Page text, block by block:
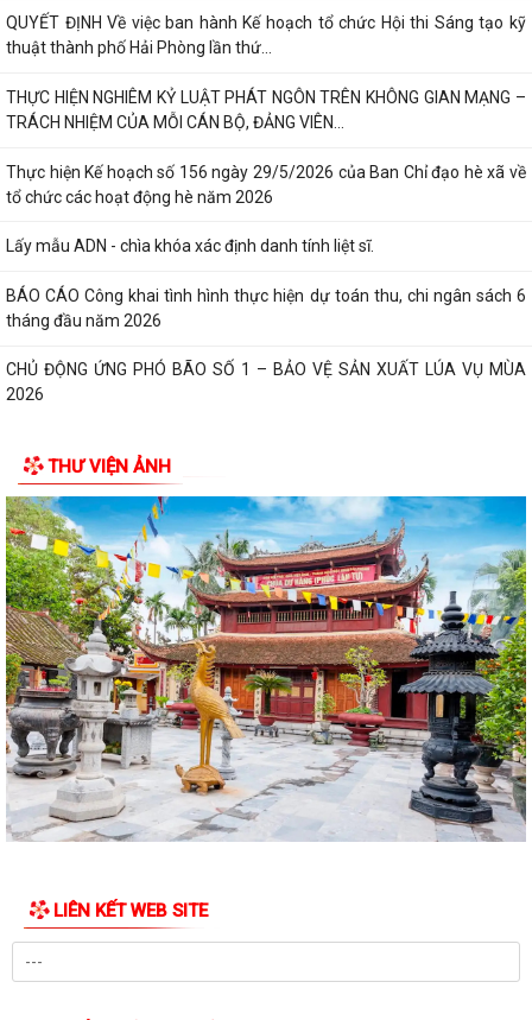
QUYẾT ĐỊNH Về việc ban hành Kế hoạch tổ chức Hội thi Sáng tạo kỹ
thuật thành phố Hải Phòng lần thứ...
THỰC HIỆN NGHIÊM KỶ LUẬT PHÁT NGÔN TRÊN KHÔNG GIAN MẠNG –
TRÁCH NHIỆM CỦA MỖI CÁN BỘ, ĐẢNG VIÊN...
Thực hiện Kế hoạch số 156 ngày 29/5/2026 của Ban Chỉ đạo hè xã về
tổ chức các hoạt động hè năm 2026
Lấy mẫu ADN - chìa khóa xác định danh tính liệt sĩ.
BÁO CÁO Công khai tình hình thực hiện dự toán thu, chi ngân sách 6
tháng đầu năm 2026
CHỦ ĐỘNG ỨNG PHÓ BÃO SỐ 1 – BẢO VỆ SẢN XUẤT LÚA VỤ MÙA
2026
XÚC CỬ TRI CHUẨN BỊ KỲ HỌP THƯỜNG LỆ...
Công điện phòng chống bão số 1 (Bão MAYSAK) và mưa lũ sau bão
THÔNG BÁO Lịch tiếp công dân định kỳ của Chủ tịch Ủy ban nhân dân
xã Quý III, IV năm 2026
Bộ Chính trị tổ chức hội nghị toàn quốc sơ kết 1 năm vận hành mô hình
tổ chức tổng thể của hệ...
Luật sửa đổi bổ sung một số điều của Luật Tiếp công dân, luật khiếu
nại, luật tố cáo
Luật sửa đổi, bổ sung một số điều của Luật phòng chống tham nhũng
Chiến dịch “500 ngày đêm đẩy mạnh thực hiện tìm kiếm, quy tập và
Kỷ niệm Ngày gia đình Việt Nam 28/6
KẾ HOẠCH Tiếp công dân của Chủ tịch Ủy ban nhân dân xã Quý III, IV
THƯ VIỆN ẢNH
LIÊN KẾT WEB SITE